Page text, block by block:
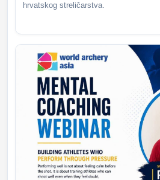
hrvatskog streličarstva.